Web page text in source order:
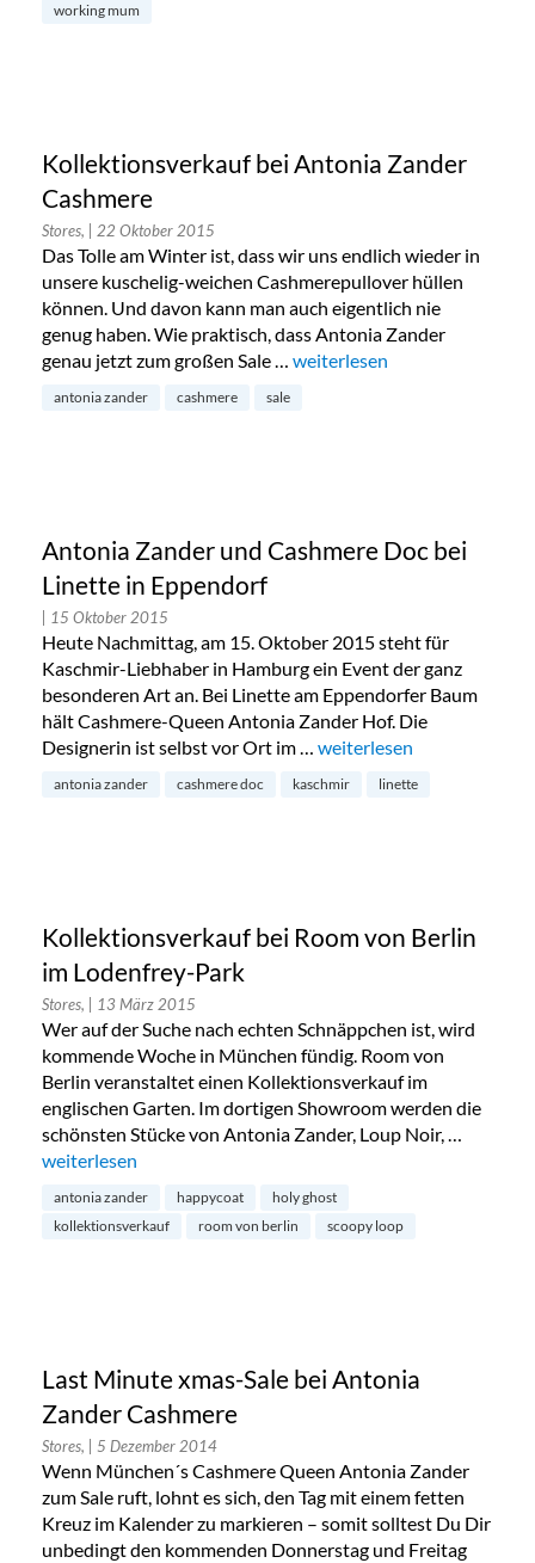
working mum
Kollektionsverkauf bei Antonia Zander
Cashmere
Stores, | 22 Oktober 2015
Das Tolle am Winter ist, dass wir uns endlich wieder in
unsere kuschelig-weichen Cashmerepullover hüllen
können. Und davon kann man auch eigentlich nie
genug haben. Wie praktisch, dass Antonia Zander
genau jetzt zum großen Sale … „Kollektionsverkauf bei
weiterlesen
antonia zander cashmere sale
Antonia Zander und Cashmere Doc bei
Linette in Eppendorf
| 15 Oktober 2015
Heute Nachmittag, am 15. Oktober 2015 steht für
Kaschmir-Liebhaber in Hamburg ein Event der ganz
besonderen Art an. Bei Linette am Eppendorfer Baum
hält Cashmere-Queen Antonia Zander Hof. Die
Designerin ist selbst vor Ort im … „Antonia Zander und
weiterlesen
antonia zander cashmere doc kaschmir linette
Kollektionsverkauf bei Room von Berlin
im Lodenfrey-Park
Stores, | 13 März 2015
Wer auf der Suche nach echten Schnäppchen ist, wird
kommende Woche in München fündig. Room von
Berlin veranstaltet einen Kollektionsverkauf im
englischen Garten. Im dortigen Showroom werden die
schönsten Stücke von Antonia Zander, Loup Noir, …
„Kollektionsverkauf bei Room von Berlin im Lodenfrey-
weiterlesen
antonia zander happycoat
holy ghost
kollektionsverkauf
room von berlin scoopy loop
Last Minute xmas-Sale bei Antonia
Zander Cashmere
Stores, | 5 Dezember 2014
Wenn München´s Cashmere Queen Antonia Zander
zum Sale ruft, lohnt es sich, den Tag mit einem fetten
Kreuz im Kalender zu markieren – somit solltest Du Dir
unbedingt den kommenden Donnerstag und Freitag